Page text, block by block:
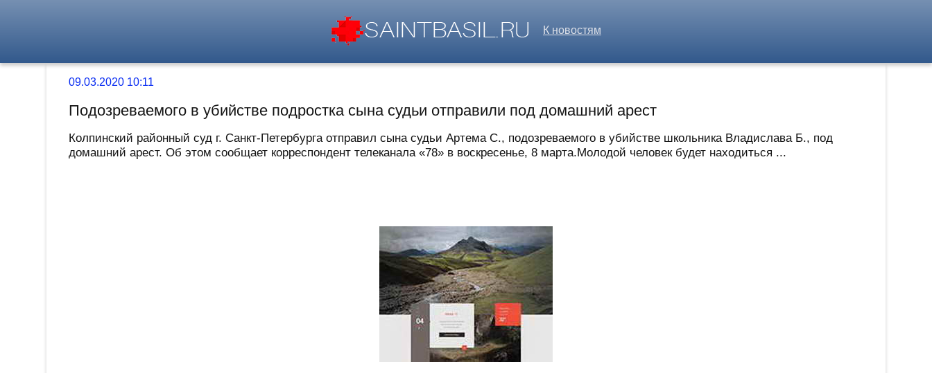
К новостям
09.03.2020 10:11
Подозреваемого в убийстве подростка сына судьи отправили под домашний арест
Колпинский районный суд г. Санкт-Петербурга отправил сына судьи Артема С., подозреваемого в убийстве школьника Владислава Б., под
домашний арест. Об этом сообщает корреспондент телеканала «78» в воскресенье, 8 марта.Молодой человек будет находиться ...